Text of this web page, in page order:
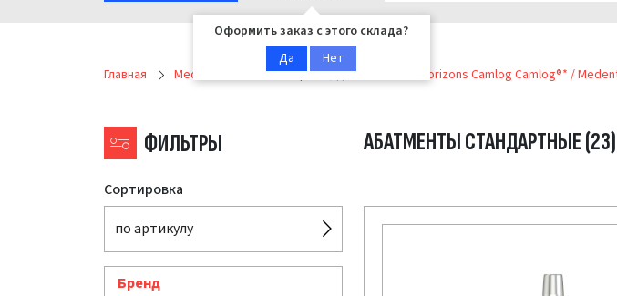
Оформить заказ с этого склада?
Да
Нет
Главная Medentika MPS Серия C, для систем BioHorizons Camlog Camlog®* /
ФИЛЬТРЫ
Сортировка
АБАТМЕНТЫ СТАНДАРТНЫЕ(23)
по артикулу
Бренд